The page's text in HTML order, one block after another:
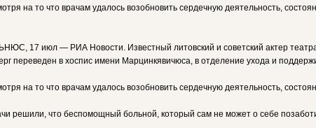
на то что врачам удалось возобновить сердечную деятельность,
17 июл — РИА Новости. Известный литовский и советский актер
переведен в хоспис имени Марцинкявичюса, в отделение ухода и
на то что врачам удалось возобновить сердечную деятельность,
решили, что беспомощный больной, который сам не может о себе